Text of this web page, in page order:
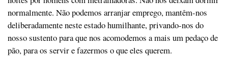
normalmente. Não podemos arranjar emprego, mantêm-nos
deliberadamente neste estado humilhante, privando-nos do
nosso sustento para que nos acomodemos a mais um pedaço de
pão, para os servir e fazermos o que eles querem.